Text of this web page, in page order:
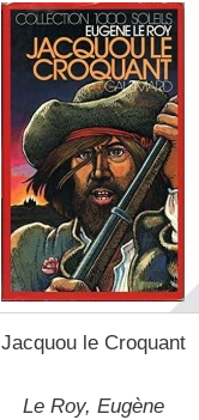
Jacquou le Croquant
Le Roy, Eugène